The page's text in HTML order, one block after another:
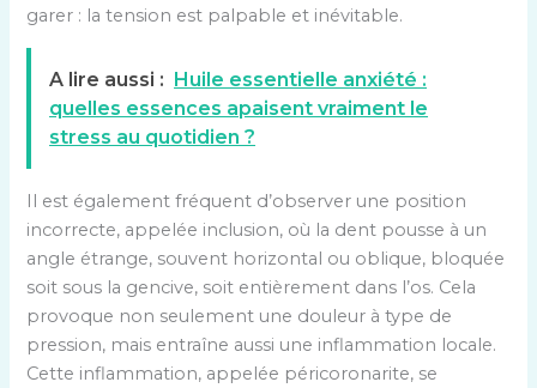
garer : la tension est palpable et inévitable.
A lire aussi : Huile essentielle anxiété :
quelles essences apaisent vraiment le
stress au quotidien ?
Il est également fréquent d’observer une position
incorrecte, appelée inclusion, où la dent pousse à un
angle étrange, souvent horizontal ou oblique, bloquée
soit sous la gencive, soit entièrement dans l’os. Cela
provoque non seulement une douleur à type de
pression, mais entraîne aussi une inflammation locale.
Cette inflammation, appelée péricoronarite, se